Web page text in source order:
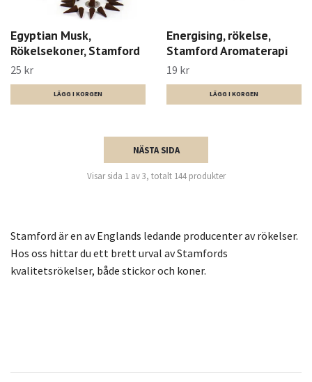
Egyptian Musk,
Rökelsekoner, Stamford
25 kr
Energising, rökelse,
Stamford Aromaterapi
19 kr
NÄSTA SIDA
Visar sida 1 av 3, totalt 144 produkter
Stamford är en av Englands ledande producenter av rökelser.
Hos oss hittar du ett brett urval av Stamfords
kvalitetsrökelser, både stickor och koner.